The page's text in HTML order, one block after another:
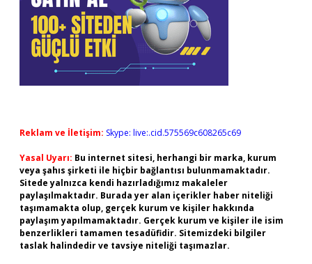
Reklam ve İletişim: Skype: live:.cid.575569c608265c69
Yasal Uyarı: Bu internet sitesi, herhangi bir marka, kurum
veya şahıs şirketi ile hiçbir bağlantısı bulunmamaktadır.
Sitede yalnızca kendi hazırladığımız makaleler
paylaşılmaktadır. Burada yer alan içerikler haber niteliği
taşımamakta olup, gerçek kurum ve kişiler hakkında
paylaşım yapılmamaktadır. Gerçek kurum ve kişiler ile isim
benzerlikleri tamamen tesadüfidir. Sitemizdeki bilgiler
taslak halindedir ve tavsiye niteliği taşımazlar.